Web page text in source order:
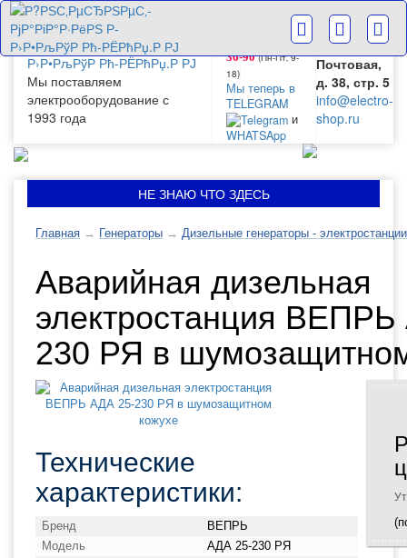
Мы поставляем
электрооборудование с
1993 года
36-90(Пн-Пт‚ 9-
18)
Мы теперь в
TELEGRAM
и
WHATSApp
Большая
Почтовая,
д. 38, стр. 5
info@electro-
shop.ru
НЕ ЗНАЮ ЧТО ЗДЕСЬ
Главная → Генераторы → Дизельные генераторы - электростанции
Аварийная дизельная
электростанция
230 РЯ в
Технические
характеристики:
Бренд
ВЕПРЬ
Модель
АДА 25-230 РЯ